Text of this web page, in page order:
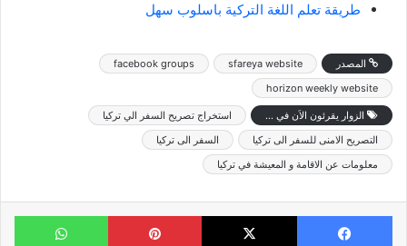
طريقة تعلم اللغة التركية باسلوب سهل
المصدر sfareya website
facebook groups
horizon weekly website
الزوار يقرئون الاَن في ...
استخراج تصريح السفر الي تركيا
التصريح الامنى للسفر الى تركيا
السفر الى تركيا
معلومات عن الاقامة و المعيشة في تركيا
فيسبوك X بينتيريست